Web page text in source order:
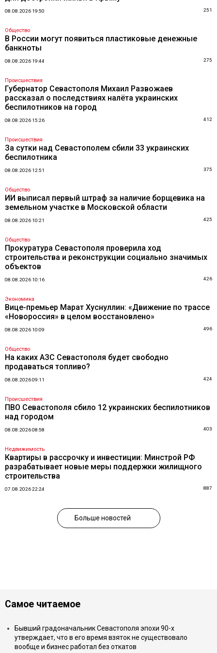
08.08.2026 19:50 251
Общество
В России могут появиться пластиковые денежные
банкноты
08.08.2026 19:44 275
Происшествия
Губернатор Севастополя Михаил Развожаев
рассказал о последствиях налёта украинских
беспилотников на город
08.08.2026 15:26 412
Происшествия
За сутки над Севастополем сбили 33 украинских
беспилотника
08.08.2026 12:51 375
Общество
ИИ выписал первый штраф за наличие борщевика на
земельном участке в Московской области
08.08.2026 10:21 425
Общество
Прокуратура Севастополя проверила ход
строительства и реконструкции социально значимых
объектов
08.08.2026 10:16 426
Экономика
Вице-премьер Марат Хуснуллин: «Движение по трассе
«Новороссия» в целом восстановлено»
08.08.2026 10:09 496
Общество
На каких АЗС Севастополя будет свободно
продаваться топливо?
08.08.2026 09:11 424
Происшествия
ПВО Севастополя сбило 12 украинских беспилотников
над городом
08.08.2026 08:58 403
Недвижимость
Квартиры в рассрочку и инвестиции: Минстрой РФ
разрабатывает новые меры поддержки жилищного
строительства
07.08.2026 22:24 887
Больше новостей
Самое читаемое
Бывший градоначальник Севастополя эпохи 90-х
утверждает, что в его время взяток не существовало
вообще и бизнес работал без откатов